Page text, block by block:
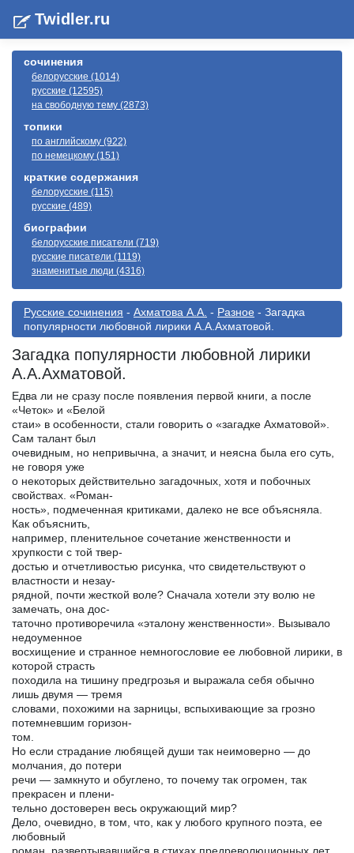
Twidler.ru
сочинения
белорусские (1014)
русские (12595)
на свободную тему (2873)
топики
по английскому (922)
по немецкому (151)
краткие содержания
белорусские (115)
русские (489)
биографии
белорусские писатели (719)
русские писатели (1119)
знаменитые люди (4316)
Русские сочинения - Ахматова А.А. - Разное - Загадка
популярности любовной лирики А.А.Ахматовой.
Загадка популярности любовной лирики
А.А.Ахматовой.
Едва ли не сразу после появления первой книги, а после
«Четок» и «Белой
стаи» в особенности, стали говорить о «загадке Ахматовой».
Сам талант был
очевидным, но непривычна, а значит, и неясна была его суть,
не говоря уже
о некоторых действительно загадочных, хотя и побочных
свойствах. «Роман-
ность», подмеченная критиками, далеко не все объясняла.
Как объяснить,
например, пленительное сочетание женственности и
хрупкости с той твер-
достью и отчетливостью рисунка, что свидетельствуют о
властности и незау-
рядной, почти жесткой воле? Сначала хотели эту волю не
замечать, она дос-
таточно противоречила «эталону женственности». Вызывало
недоуменное
восхищение и странное немногословие ее любовной лирики, в
которой страсть
походила на тишину предгрозья и выражала себя обычно
лишь двумя — тремя
словами, похожими на зарницы, вспыхивающие за грозно
потемневшим горизон-
том.
Но если страдание любящей души так неимоверно — до
молчания, до потери
речи — замкнуто и обуглено, то почему так огромен, так
прекрасен и плени-
тельно достоверен весь окружающий мир?
Дело, очевидно, в том, что, как у любого крупного поэта, ее
любовный
роман, развертывавшийся в стихах предреволюционных лет,